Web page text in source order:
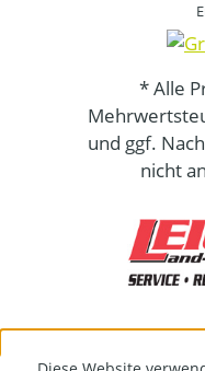
* Alle
und ggf.
nicht